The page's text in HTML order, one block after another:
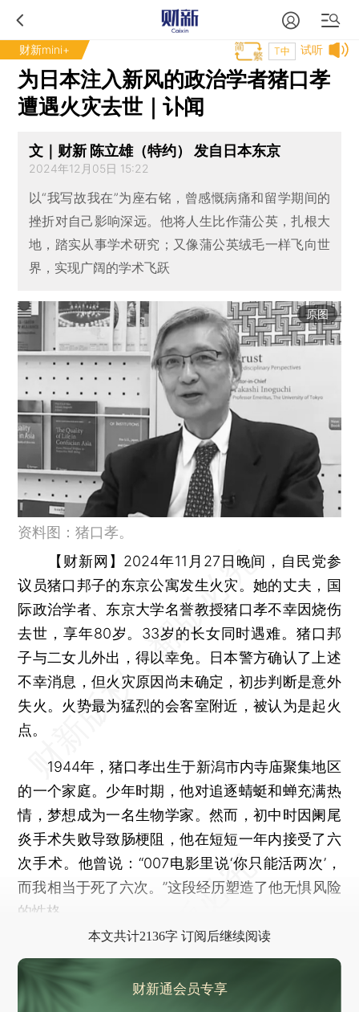
财新mini+ 试听
T中
为日本注入新风的政治学者猪口孝
遭遇火灾去世｜讣闻
文｜财新 陈立雄（特约） 发自日本东京
2024年12月05日 15:22
以“我写故我在”为座右铭，曾感慨病痛和留学期间的
挫折对自己影响深远。他将人生比作蒲公英，扎根大
地，踏实从事学术研究；又像蒲公英绒毛一样飞向世
界，实现广阔的学术飞跃
原图
资料图：猪口孝。
【财新网】 2024年11月27日晚间，自民党参
议员猪口邦子的东京公寓发生火灾。她的丈夫，国
际政治学者、东京大学名誉教授猪口孝不幸因烧伤
去世，享年80岁。33岁的长女同时遇难。猪口邦
子与二女儿外出，得以幸免。日本警方确认了上述
不幸消息，但火灾原因尚未确定，初步判断是意外
失火。火势最为猛烈的会客室附近，被认为是起火
点。
1944年，猪口孝出生于新潟市内寺庙聚集地区
的一个家庭。少年时期，他对追逐蜻蜓和蝉充满热
情，梦想成为一名生物学家。然而，初中时因阑尾
炎手术失败导致肠梗阻，他在短短一年内接受了六
次手术。他曾说：“007电影里说‘你只能活两次’，
而我相当于死了六次。”这段经历塑造了他无惧风险
的性格。
本文共计2136字 订阅后继续阅读
财新通会员专享